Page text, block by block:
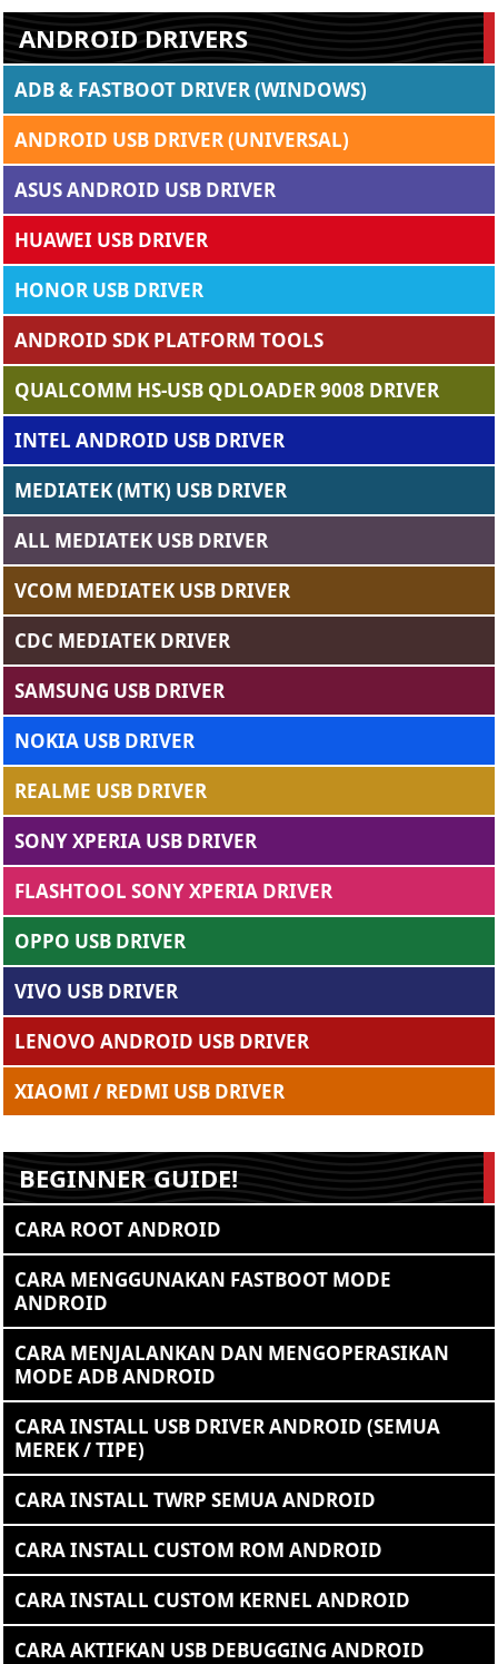
ANDROID DRIVERS
ADB & FASTBOOT DRIVER (WINDOWS)
ANDROID USB DRIVER (UNIVERSAL)
ASUS ANDROID USB DRIVER
HUAWEI USB DRIVER
HONOR USB DRIVER
ANDROID SDK PLATFORM TOOLS
QUALCOMM HS-USB QDLOADER 9008 DRIVER
INTEL ANDROID USB DRIVER
MEDIATEK (MTK) USB DRIVER
ALL MEDIATEK USB DRIVER
VCOM MEDIATEK USB DRIVER
CDC MEDIATEK DRIVER
SAMSUNG USB DRIVER
NOKIA USB DRIVER
REALME USB DRIVER
SONY XPERIA USB DRIVER
FLASHTOOL SONY XPERIA DRIVER
OPPO USB DRIVER
VIVO USB DRIVER
LENOVO ANDROID USB DRIVER
XIAOMI / REDMI USB DRIVER
BEGINNER GUIDE!
CARA ROOT ANDROID
CARA MENGGUNAKAN FASTBOOT MODE
ANDROID
CARA MENJALANKAN DAN MENGOPERASIKAN
MODE ADB ANDROID
CARA INSTALL USB DRIVER ANDROID (SEMUA
MEREK / TIPE)
CARA INSTALL TWRP SEMUA ANDROID
CARA INSTALL CUSTOM ROM ANDROID
CARA INSTALL CUSTOM KERNEL ANDROID
CARA AKTIFKAN USB DEBUGGING ANDROID